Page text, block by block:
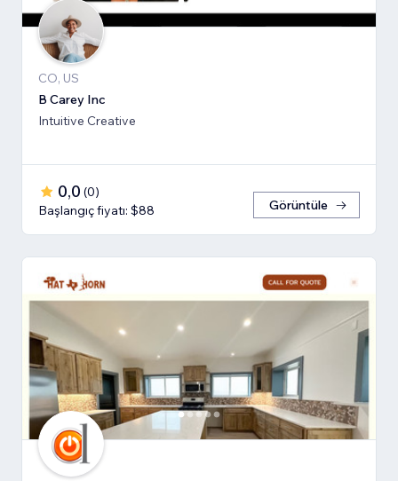
CO, US
B Carey Inc
Intuitive Creative
0,0 (0)
Başlangıç fiyatı: $88
Görüntüle